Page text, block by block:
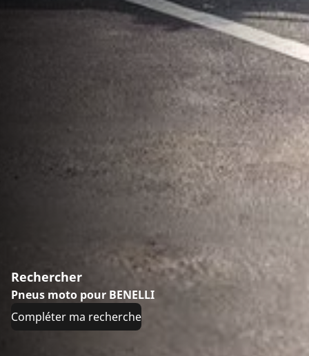
Rechercher
Pneus moto pour BENELLI
Compléter ma recherche